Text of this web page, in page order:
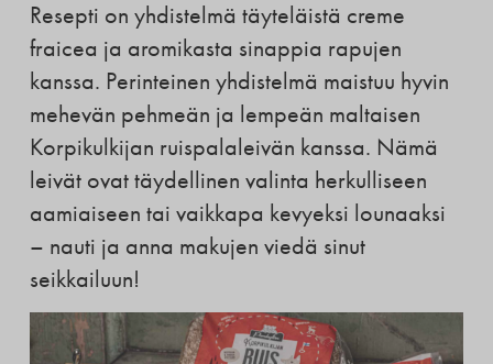
Resepti on yhdistelmä täyteläistä creme
fraicea ja aromikasta sinappia rapujen
kanssa. Perinteinen yhdistelmä maistuu hyvin
mehevän pehmeän ja lempeän maltaisen
Korpikulkijan ruispalaleivän kanssa. Nämä
leivät ovat täydellinen valinta herkulliseen
aamiaiseen tai vaikkapa kevyeksi lounaaksi
– nauti ja anna makujen viedä sinut
seikkailuun!